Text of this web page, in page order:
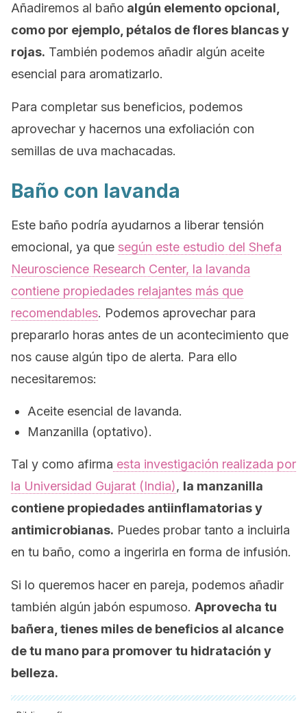
Añadiremos al baño algún elemento opcional,
como por ejemplo, pétalos de flores blancas y
rojas. También podemos añadir algún aceite
esencial para aromatizarlo.
Para completar sus beneficios, podemos
aprovechar y hacernos una exfoliación con
semillas de uva machacadas.
Baño con lavanda
Este baño podría ayudarnos a liberar tensión
emocional, ya que según este estudio del Shefa
Neuroscience Research Center, la lavanda
contiene propiedades relajantes más que
recomendables. Podemos aprovechar para
prepararlo horas antes de un acontecimiento que
nos cause algún tipo de alerta. Para ello
necesitaremos:
Aceite esencial de lavanda.
Manzanilla (optativo).
Tal y como afirma esta investigación realizada por
la Universidad Gujarat (India), la manzanilla
contiene propiedades antiinflamatorias y
antimicrobianas. Puedes probar tanto a incluirla
en tu baño, como a ingerirla en forma de infusión.
Si lo queremos hacer en pareja, podemos añadir
también algún jabón espumoso. Aprovecha tu
bañera, tienes miles de beneficios al alcance
de tu mano para promover tu hidratación y
belleza.